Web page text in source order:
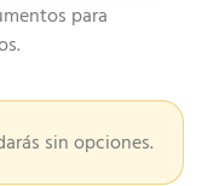
para
sin opciones.